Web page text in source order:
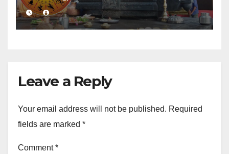
ಇಂದಿನ ರಾಶಿ ಭವಿಷ್ಯ ತಿಳಿಯಿರಿ
Leave a Reply
Your email address will not be published. Required
fields are marked *
Comment*